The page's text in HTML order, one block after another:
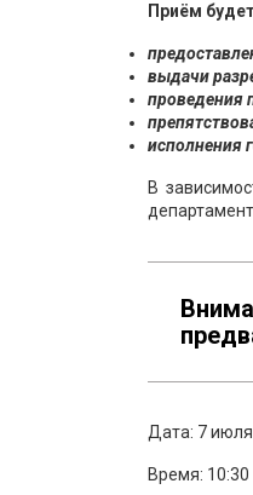
Приём
выдачи
проведения
исполнения
В
Дата: 7 июля
Время: 10:30